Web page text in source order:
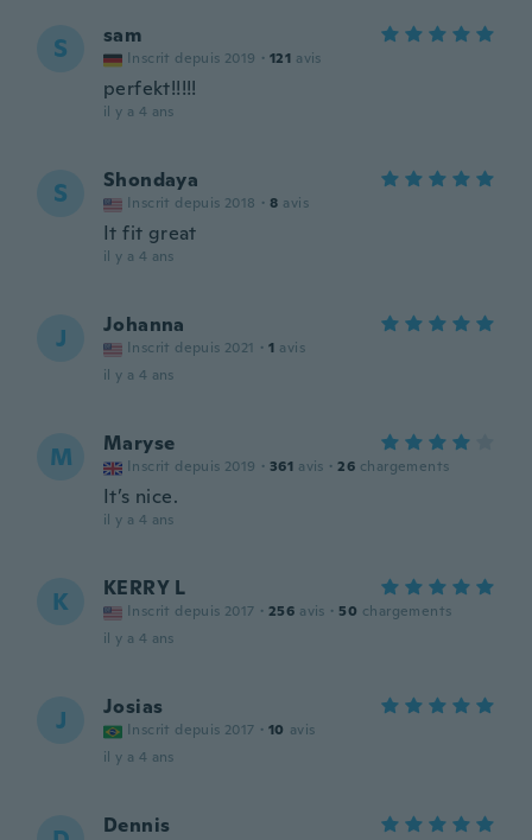
S sam
Inscrit depuis 2019 · 121 avis
perfekt!!!!!
il y a 4 ans
S Shondaya
Inscrit depuis 2018 · 8 avis
It fit great
il y a 4 ans
J Johanna
Inscrit depuis 2021 · 1 avis
il y a 4 ans
M Maryse
Inscrit depuis 2019 · 361 avis · 26 chargements
It’s nice.
il y a 4 ans
K KERRY L
Inscrit depuis 2017 · 256 avis · 50 chargements
il y a 4 ans
J Josias
Inscrit depuis 2017 · 10 avis
il y a 4 ans
Dennis